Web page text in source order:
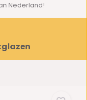
Nederland!